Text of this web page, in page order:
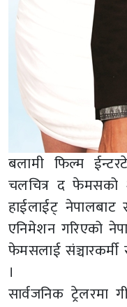
बलामी फिल्म
चलचित्र द फेमसको
हाईलाईट्
एनिमेशन गरिएको
फेमसलाई
।
सार्वजनिक ट्रेलरमा